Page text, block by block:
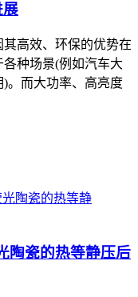
展
高效、环保的优势在
种场景(例如汽车大
。而大功率、高亮度
陶瓷的热等静压后